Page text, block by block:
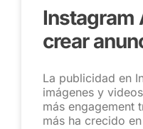
Instagram
crear
La publicidad en
imágenes y
más engagement
más ha crecido